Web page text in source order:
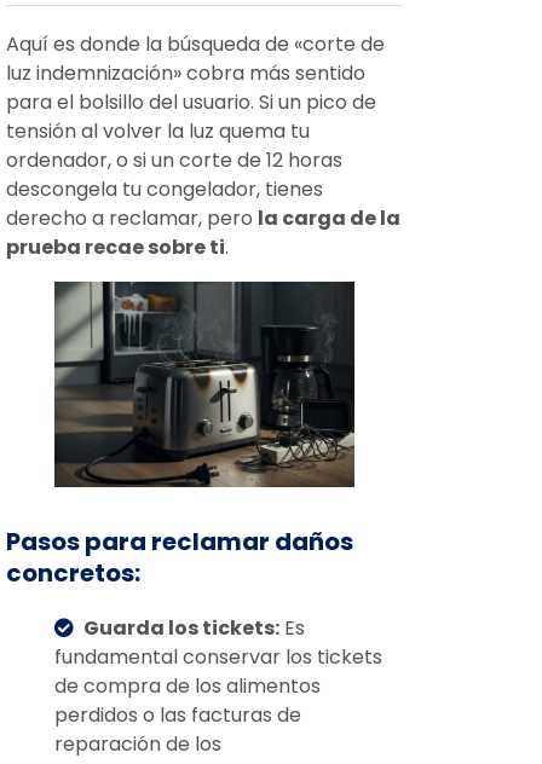
Aquí es donde la búsqueda de «corte de
luz indemnización» cobra más sentido
para el bolsillo del usuario. Si un pico de
tensión al volver la luz quema tu
ordenador, o si un corte de 12 horas
descongela tu congelador, tienes
derecho a reclamar, pero la carga de la
prueba recae sobre ti.
Pasos para reclamar daños
concretos:
Guarda los tickets: Es
fundamental conservar los tickets
de compra de los alimentos
perdidos o las facturas de
reparación de los